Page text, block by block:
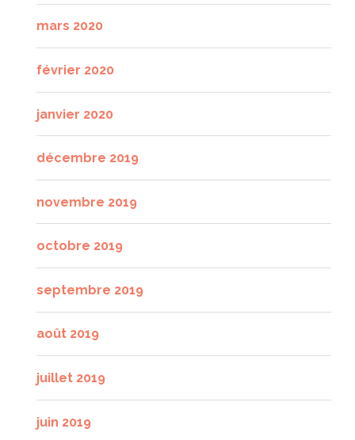
mars 2020
février 2020
janvier 2020
décembre 2019
novembre 2019
octobre 2019
septembre 2019
août 2019
juillet 2019
juin 2019